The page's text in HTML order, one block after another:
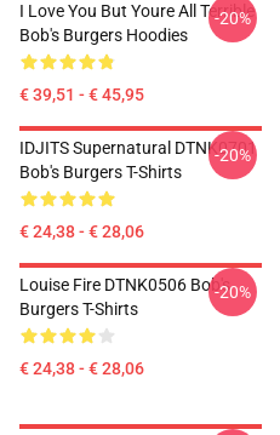
I Love You But Youre All Terrible
Bob's Burgers Hoodies
€ 39,51 - € 45,95
-20%
IDJITS Supernatural DTNK0701
Bob's Burgers T-Shirts
€ 24,38 - € 28,06
-20%
Louise Fire DTNK0506 Bob's
Burgers T-Shirts
€ 24,38 - € 28,06
-20%